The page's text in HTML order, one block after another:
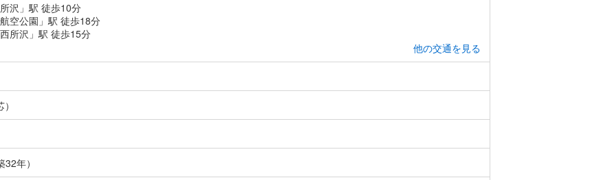
沢」駅 徒歩10分
空公園」駅 徒歩18分
所沢」駅 徒歩15分
他の交通を見る
年）